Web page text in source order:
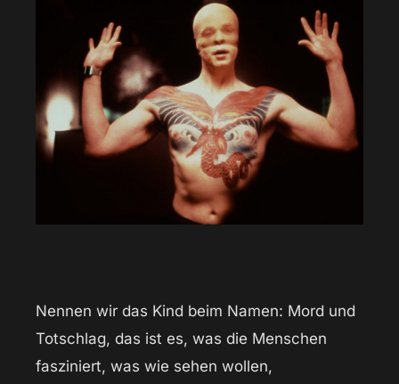
Nennen wir das Kind beim Namen: Mord und
Totschlag, das ist es, was die Menschen
fasziniert, was wie sehen wollen,